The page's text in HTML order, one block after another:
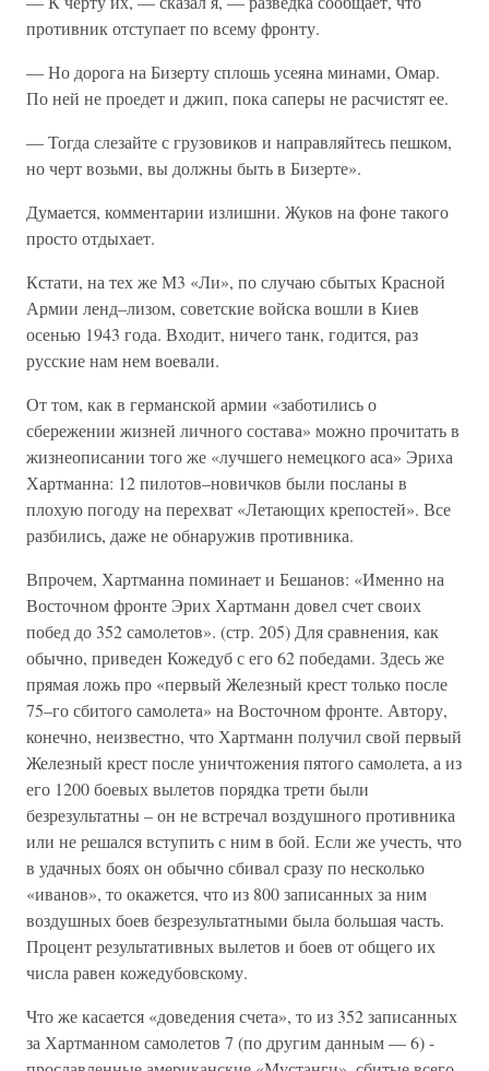
противник отступает по всему фронту.
— Но дорога на Бизерту сплошь усеяна минами, Омар.
По ней не проедет и джип, пока саперы не расчистят ее.
— Тогда слезайте с грузовиков и направляйтесь пешком,
но черт возьми, вы должны быть в Бизерте».
Думается, комментарии излишни. Жуков на фоне такого
просто отдыхает.
Кстати, на тех же М3 «Ли», по случаю сбытых Красной
Армии ленд–лизом, советские войска вошли в Киев
осенью 1943 года. Входит, ничего танк, годится, раз
русские нам нем воевали.
От том, как в германской армии «заботились о
сбережении жизней личного состава» можно прочитать в
жизнеописании того же «лучшего немецкого аса» Эриха
Хартманна: 12 пилотов–новичков были посланы в
плохую погоду на перехват «Летающих крепостей». Все
разбились, даже не обнаружив противника.
Впрочем, Хартманна поминает и Бешанов: «Именно на
Восточном фронте Эрих Хартманн довел счет своих
побед до 352 самолетов». (стр. 205) Для сравнения, как
обычно, приведен Кожедуб с его 62 победами. Здесь же
прямая ложь про «первый Железный крест только после
75–го сбитого самолета» на Восточном фронте. Автору,
конечно, неизвестно, что Хартманн получил свой первый
Железный крест после уничтожения пятого самолета, а из
его 1200 боевых вылетов порядка трети были
безрезультатны – он не встречал воздушного противника
или не решался вступить с ним в бой. Если же учесть, что
в удачных боях он обычно сбивал сразу по несколько
«иванов», то окажется, что из 800 записанных за ним
воздушных боев безрезультатными была большая часть.
Процент результативных вылетов и боев от общего их
числа равен кожедубовскому.
Что же касается «доведения счета», то из 352 записанных
за Хартманном самолетов 7 (по другим данным — 6) -